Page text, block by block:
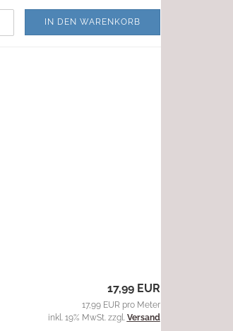
IN DEN WARENKORB
17,99 EUR
17,99 EUR pro Meter
inkl. 19% MwSt. zzgl. Versand